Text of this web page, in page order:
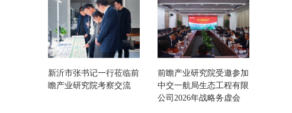
新沂市张书记一行莅临前
瞻产业研究院考察交流
前瞻产业研究院受邀参加
中交一航局生态工程有限
公司2026年战略务虚会